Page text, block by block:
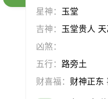
星神： 玉堂
吉神： 玉堂贵人
凶煞：
五行：路旁土
财喜福： 财神正东